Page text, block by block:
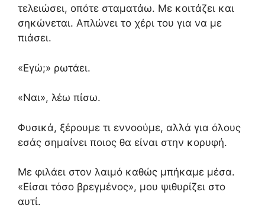
τελειώσει, οπότε σταματάω. Με κοιτάζει και
σηκώνεται. Απλώνει το χέρι του για να με
πιάσει.
«Εγώ;» ρωτάει.
«Ναι», λέω πίσω.
Φυσικά, ξέρουμε τι εννοούμε, αλλά για όλους
εσάς σημαίνει ποιος θα είναι στην κορυφή.
Με φιλάει στον λαιμό καθώς μπήκαμε μέσα.
«Είσαι τόσο βρεγμένος», μου ψιθυρίζει στο
αυτί.